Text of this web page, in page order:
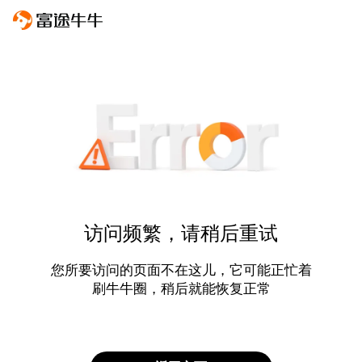
访问频繁，请稍后重试
您所要访问的页面不在这儿，它可能正忙着
刷牛牛圈，稍后就能恢复正常